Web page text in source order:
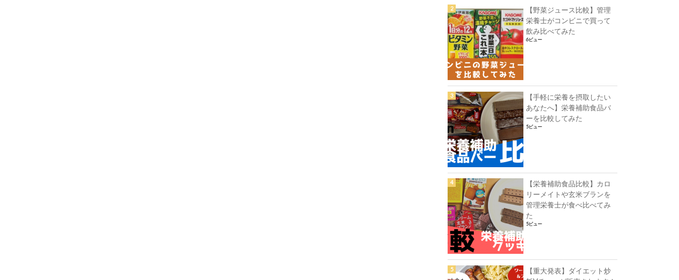
【野菜ジュース比較】管理
栄養士がコンビニで買って
飲み比べてみた
6ビュー
【手軽に栄養を摂取したい
あなたへ】栄養補助食品バ
ーを比較してみた
5ビュー
【栄養補助食品比較】カロ
リーメイトや玄米ブランを
管理栄養士が食べ比べてみ
た
5ビュー
【重大発表】ダイエット炒